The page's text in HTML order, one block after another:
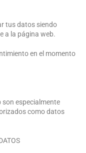
tus datos siendo
a la página web.
en el momento
especialmente
como datos